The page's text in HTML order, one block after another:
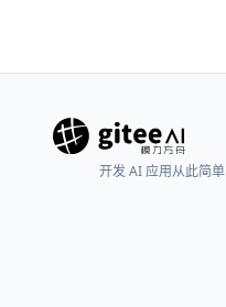
开发 AI 应用从此简单